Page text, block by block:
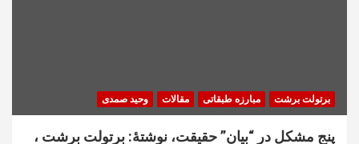
برتولت برشت مبارزه طبقاتی مقالات وحید صمدی
پنج مشکل در “بیان” حقیقت، نوشتۀ: برتولت برشت ،